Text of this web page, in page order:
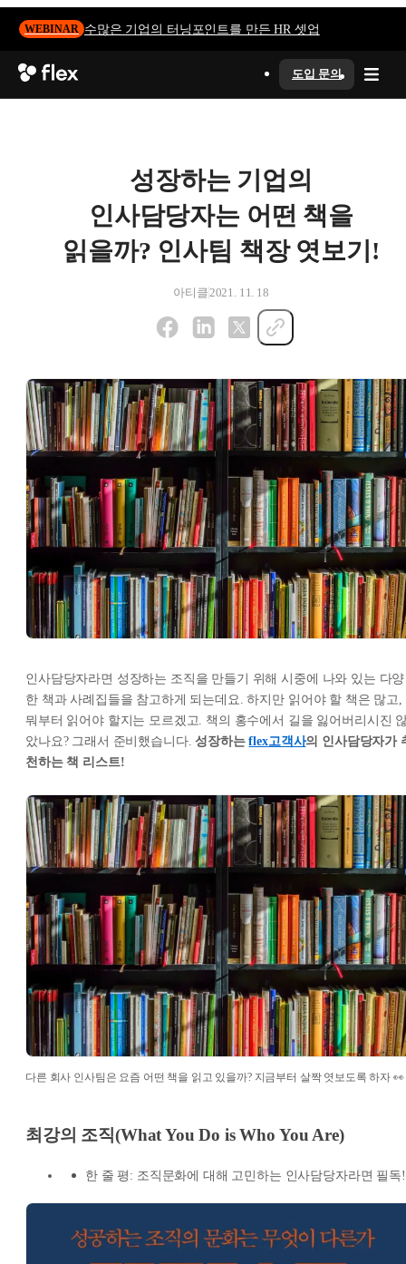
WEBINAR 수많은 기업의 터닝포인트를 만든 HR 셋업
도입 문의
성장하는 기업의
인사담당자는 어떤 책을
읽을까? 인사팀 책장 엿보기!
아티클 2021. 11. 18
인사담당자라면 성장하는 조직을 만들기 위해 시중에 나와 있는 다양
한 책과 사례집들을 참고하게 되는데요. 하지만 읽어야 할 책은 많고,
뭐부터 읽어야 할지는 모르겠고. 책의 홍수에서 길을 잃어버리시진
았나요? 그래서 준비했습니다.성장하는flex고객사의 인사담당자가
천하는 책 리스트!
다른 회사 인사팀은 요즘 어떤 책을 읽고 있을까? 지금부터 살짝 엿보도록 하자 👀
최강의 조직(What You Do is Who You Are)
한 줄 평: 조직문화에 대해 고민하는 인사담당자라면 필독!